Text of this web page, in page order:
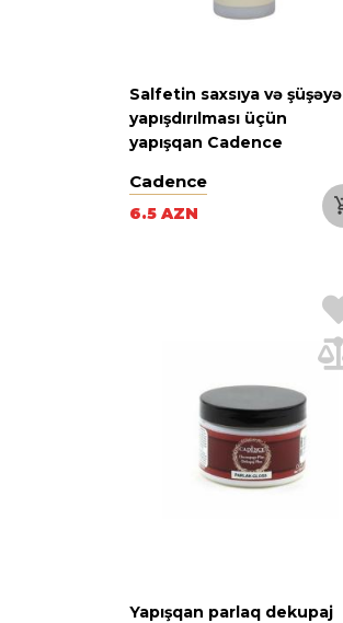
Salfetin saxsıya və şüşəyə
yapışdırılması üçün
yapışqan Cadence
Cadence
6.5 AZN
Yapışqan parlaq dekupaj